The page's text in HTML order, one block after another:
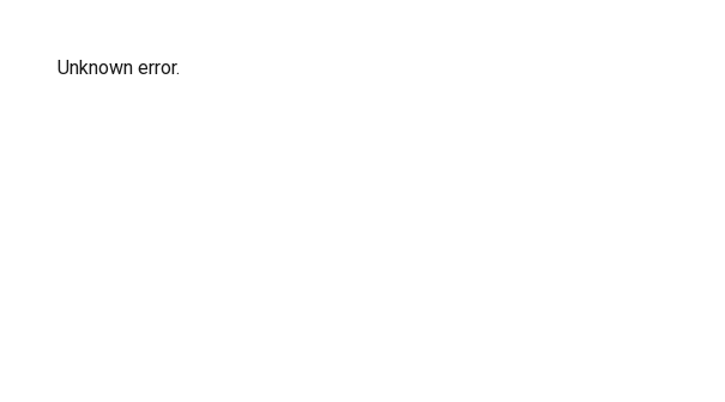
Unknown error.